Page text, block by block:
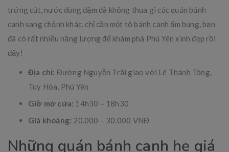
trứng cút, nước dùng đậm đà không thua gì các quán bánh
canh sang chảnh khác, chỉ cần một tô bánh canh ấm bụng, bạn
đã có rất nhiều năng lượng để khám phá Phú Yên xinh đẹp rồi
đấy!
Địa chỉ: Đường Nguyễn Trãi giao với Lê Thánh Tông,
Tuy Hòa, Phú Yên
Giờ mở cửa: 14h30 – 18h30
Giá khoảng: 20.000 – 30.000 VNĐ
Những quán bánh canh hẹ giá